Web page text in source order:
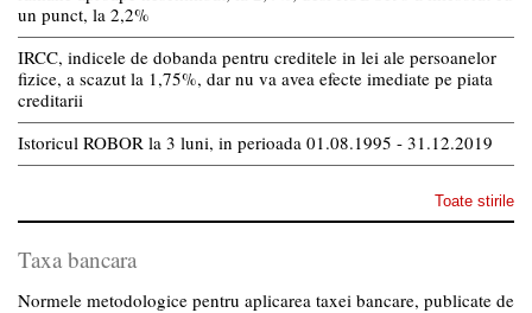
un punct, la 2,2%
IRCC, indicele de dobanda pentru creditele in lei ale persoanelor
fizice, a scazut la 1,75%, dar nu va avea efecte imediate pe piata
creditarii
Istoricul ROBOR la 3 luni, in perioada 01.08.1995 - 31.12.2019
Toate stirile
Taxa bancara
Normele metodologice pentru aplicarea taxei bancare, publicate de